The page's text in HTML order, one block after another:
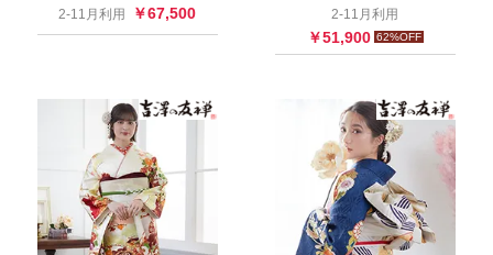
2-11月利用 ￥67,500 2-11月利用
￥51,900 62%OFF